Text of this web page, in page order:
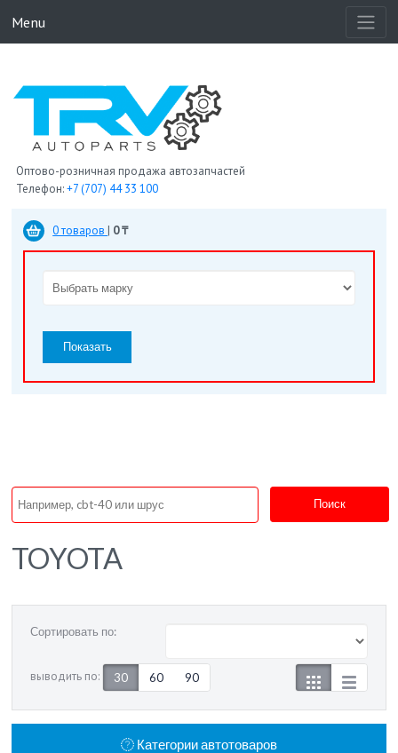
Menu
Оптово-розничная продажа автозапчастей
Телефон:+7 (707) 44 33 100
0 товаров | 0 ₸
Показать
Поиск
TOYOTA
Сортировать по:
выводить по: 30 60 90
Категории автотоваров